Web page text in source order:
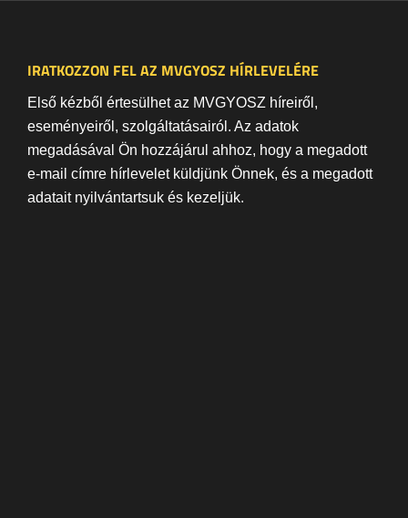
IRATKOZZON FEL AZ MVGYOSZ HÍRLEVELÉRE
Első kézből értesülhet az MVGYOSZ híreiről,
eseményeiről, szolgáltatásairól. Az adatok
megadásával Ön hozzájárul ahhoz, hogy a megadott
e-mail címre hírlevelet küldjünk Önnek, és a megadott
adatait nyilvántartsuk és kezeljük.